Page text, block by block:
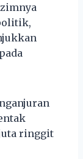
ringgit